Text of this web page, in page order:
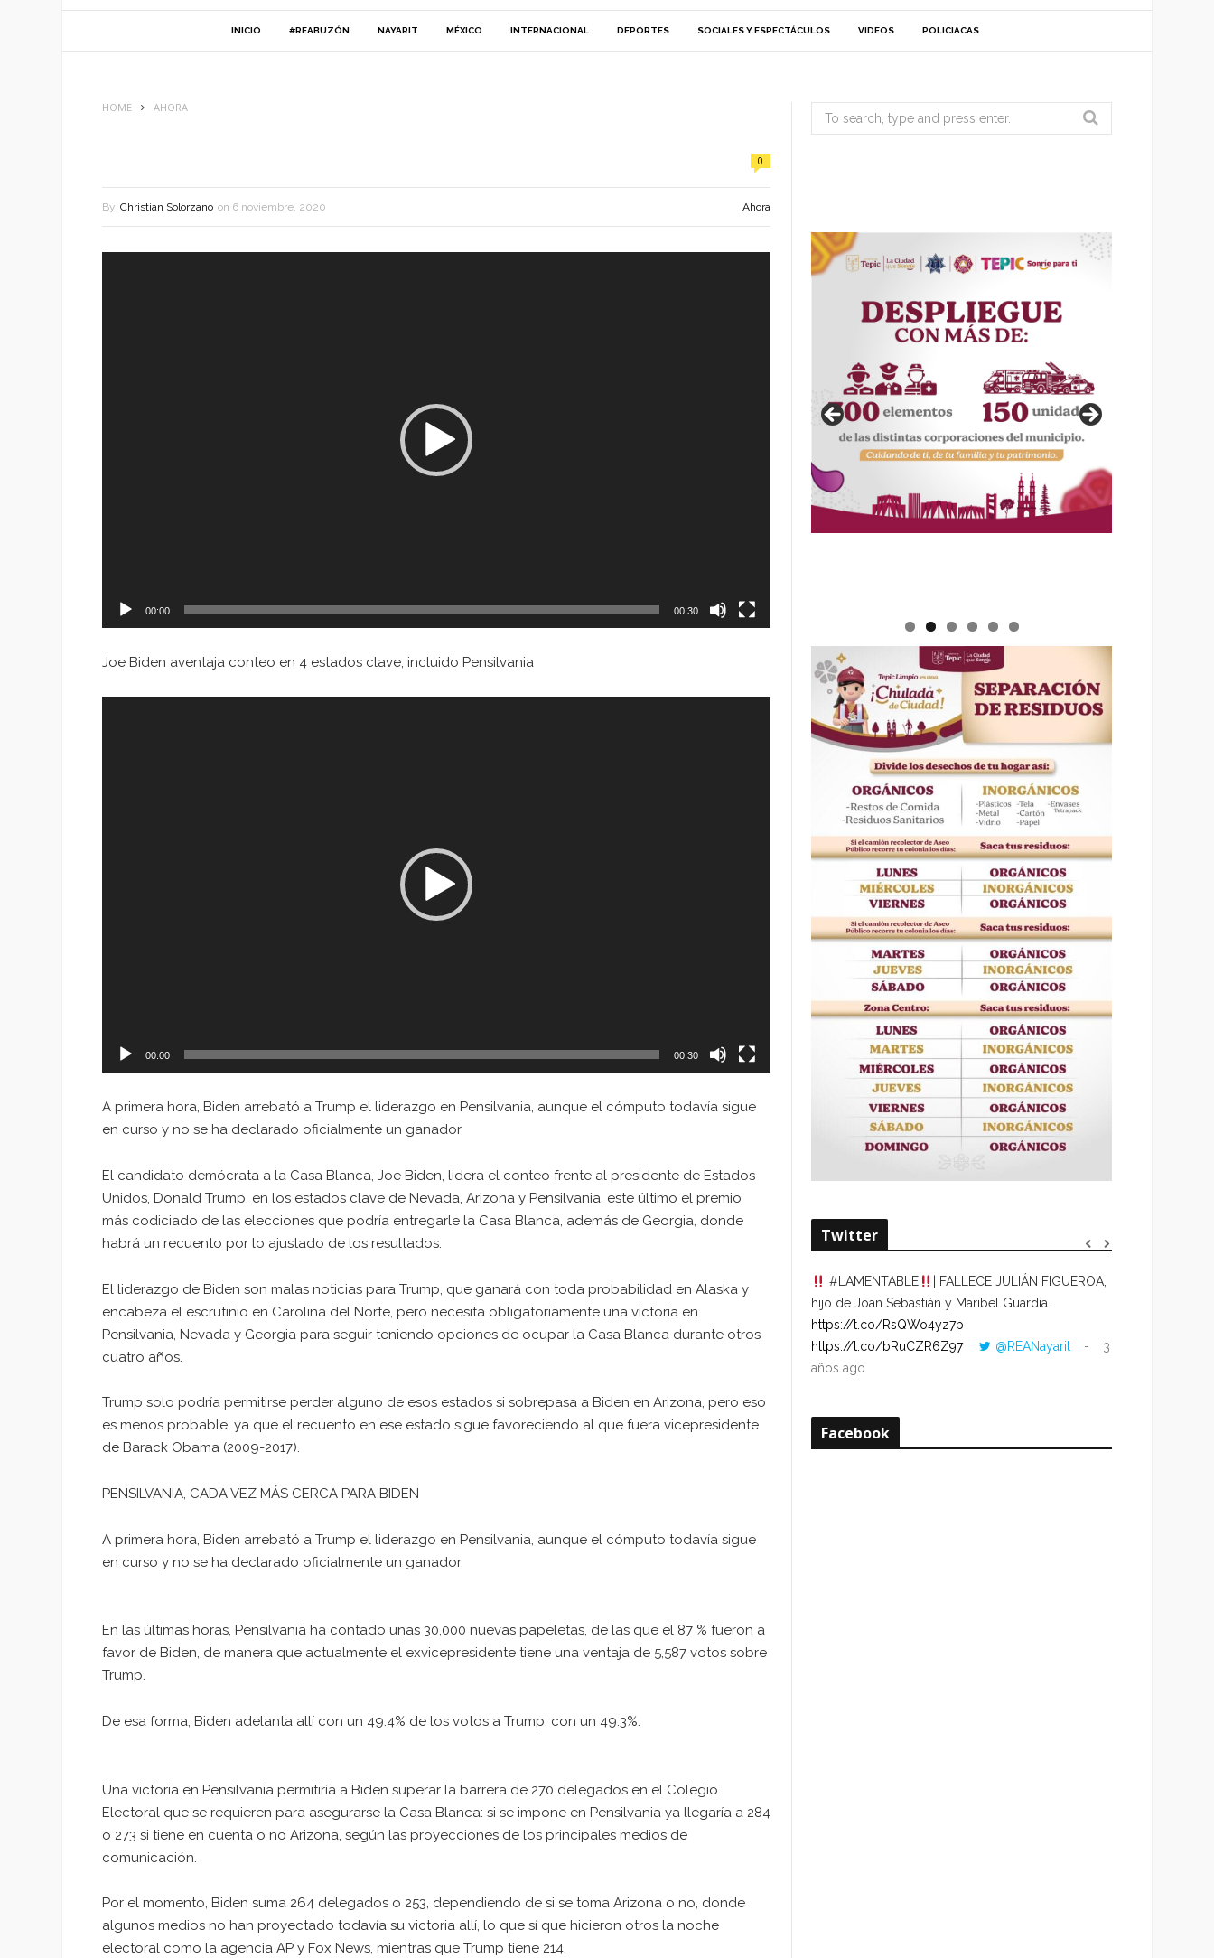
INICIO #REABUZÓN NAYARIT MÉXICO INTERNACIONAL DEPORTES SOCIALES Y ESPECTÁCULOS VIDEOS POLICIACAS
HOME AHORA
0
By Christian Solorzano on 6 noviembre, 2020 Ahora
00:00 00:30
Joe Biden aventaja conteo en 4 estados clave, incluido Pensilvania
00:00 00:30
A primera hora, Biden arrebató a Trump el liderazgo en Pensilvania, aunque el cómputo todavía sigue
en curso y no se ha declarado oficialmente un ganador
El candidato demócrata a la Casa Blanca, Joe Biden, lidera el conteo frente al presidente de Estados
Unidos, Donald Trump, en los estados clave de Nevada, Arizona y Pensilvania, este último el premio
más codiciado de las elecciones que podría entregarle la Casa Blanca, además de Georgia, donde
habrá un recuento por lo ajustado de los resultados.
El liderazgo de Biden son malas noticias para Trump, que ganará con toda probabilidad en Alaska y
encabeza el escrutinio en Carolina del Norte, pero necesita obligatoriamente una victoria en
Pensilvania, Nevada y Georgia para seguir teniendo opciones de ocupar la Casa Blanca durante otros
cuatro años.
Trump solo podría permitirse perder alguno de esos estados si sobrepasa a Biden en Arizona, pero eso
es menos probable, ya que el recuento en ese estado sigue favoreciendo al que fuera vicepresidente
de Barack Obama (2009-2017).
PENSILVANIA, CADA VEZ MÁS CERCA PARA BIDEN
A primera hora, Biden arrebató a Trump el liderazgo en Pensilvania, aunque el cómputo todavía sigue
en curso y no se ha declarado oficialmente un ganador.
En las últimas horas, Pensilvania ha contado unas 30,000 nuevas papeletas, de las que el 87 % fueron a
favor de Biden, de manera que actualmente el exvicepresidente tiene una ventaja de 5,587 votos sobre
Trump.
De esa forma, Biden adelanta allí con un 49.4% de los votos a Trump, con un 49.3%.
Una victoria en Pensilvania permitiría a Biden superar la barrera de 270 delegados en el Colegio
Electoral que se requieren para asegurarse la Casa Blanca: si se impone en Pensilvania ya llegaría a 284
o 273 si tiene en cuenta o no Arizona, según las proyecciones de los principales medios de
comunicación.
Por el momento, Biden suma 264 delegados o 253, dependiendo de si se toma Arizona o no, donde
algunos medios no han proyectado todavía su victoria allí, lo que sí que hicieron otros la noche
electoral como la agencia AP y Fox News, mientras que Trump tiene 214.
Search
for:
Twitter
#LAMENTABLE
| FALLECE JULIÁN FIGUEROA,
hijo de Joan Sebastián y Maribel Guardia.
https://t.co/RsQWo4yz7p
https://t.co/bRuCZR6Z97
@REANayarit
3
años ago
Facebook